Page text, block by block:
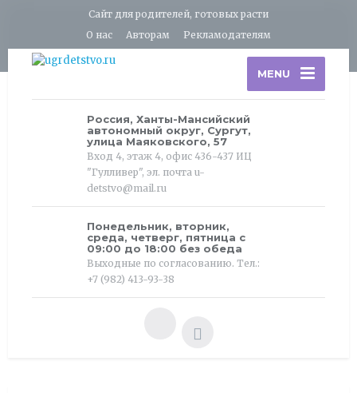
Сайт для родителей, готовых расти
О нас
Авторам Рекламодателям
MENU
Россия, Ханты-Мансийский
автономный округ, Сургут,
улица Маяковского, 57
Вход 4, этаж 4, офис 436-437 ИЦ
"Гулливер", эл. почта u-
detstvo@mail.ru
Понедельник, вторник,
среда, четверг, пятница с
09:00 до 18:00 без обеда
Выходные по согласованию. Тел.:
+7 (982) 413-93-38